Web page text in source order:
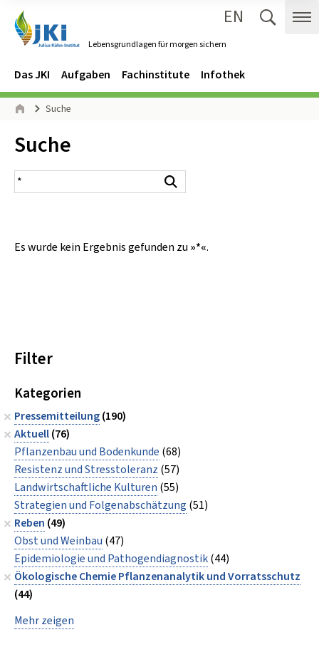
Lebensgrundlagen für morgen sichern
EN
Navigation
Hauptmenü
Das JKI Aufgaben Fachinstitute Infothek
Seitenpfad
Suche
Inhalt:
Suche
Suchergebnis
Es wurde kein Ergebnis gefunden zu »*«.
Filter
Kategorien
Pressemitteilung(190)
Aktuell(76)
Pflanzenbau und Bodenkunde (68)
Resistenz und Stresstoleranz (57)
Landwirtschaftliche Kulturen (55)
Strategien und Folgenabschätzung (51)
Reben (49)
Obst und Weinbau (47)
Epidemiologie und Pathogendiagnostik(44)
Ökologische Chemie Pflanzenanalytik und Vorratsschutz
(44)
Mehr zeigen